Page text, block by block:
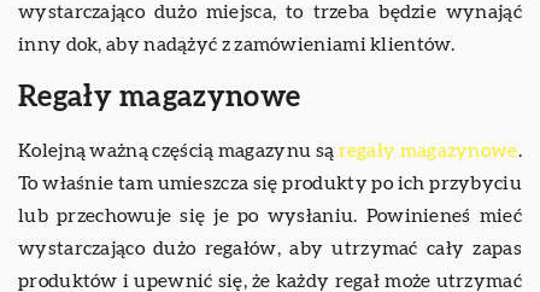
wystarczająco dużo miejsca, to trzeba będzie wynająć
inny dok, aby nadążyć z zamówieniami klientów.
Regały magazynowe
Kolejną ważną częścią magazynu są regały magazynowe.
To właśnie tam umieszcza się produkty po ich przybyciu
lub przechowuje się je po wysłaniu. Powinieneś mieć
wystarczająco dużo regałów, aby utrzymać cały zapas
produktów i upewnić się, że każdy regał może utrzymać